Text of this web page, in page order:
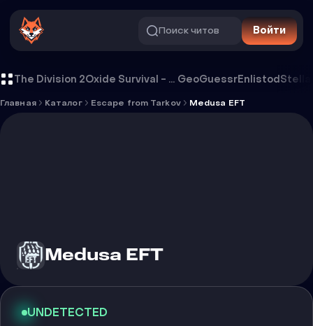
Поиск читов Войти
The Division 2 Oxide Survival - Rust Mobile GeoGuessrEnlistodStella
Главная Каталог Escape from Tarkov Medusa EFT
Medusa EFT
UNDETECTED